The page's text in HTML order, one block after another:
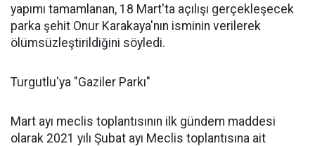
yapımı tamamlanan, 18 Mart'ta açılışı gerçekleşecek
parka şehit Onur Karakaya'nın isminin verilerek
ölümsüzleştirildiğini söyledi.
Turgutlu'ya "Gaziler Parkı"
Mart ayı meclis toplantısının ilk gündem maddesi
olarak 2021 yılı Şubat ayı Meclis toplantısına ait